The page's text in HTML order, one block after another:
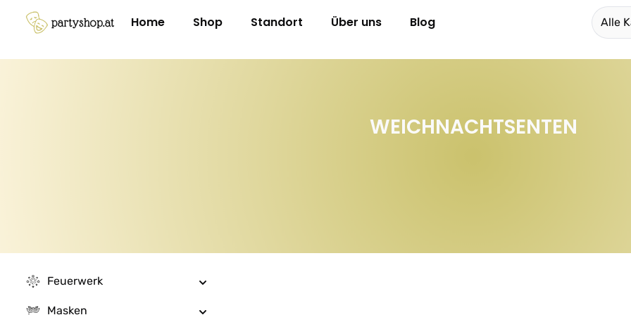
Hauptinhalt springen
Zur Suche springen
Zur Hauptnavigation springen
Home Shop Standort Über uns Blog Alle
WEICHNACHTSENTEN
Feuerwerk
Masken